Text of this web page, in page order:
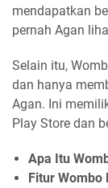
mendapatkan
pernah Agan
Selain itu,
dan hanya
Agan. Ini
Play Store dan
Apa Itu
Fitur Wombo